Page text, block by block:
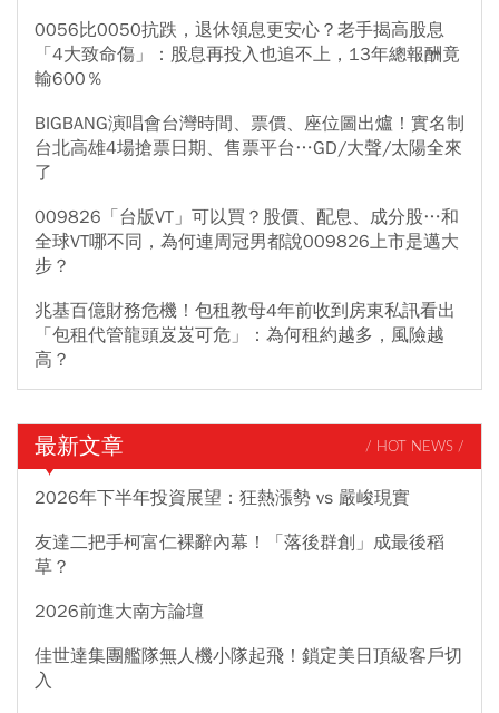
0056比0050抗跌，退休領息更安心？老手揭高股息
「4大致命傷」：股息再投入也追不上，13年總報酬竟
輸600％
BIGBANG演唱會台灣時間、票價、座位圖出爐！實名制
台北高雄4場搶票日期、售票平台…GD/大聲/太陽全來
了
009826「台版VT」可以買？股價、配息、成分股…和
全球VT哪不同，為何連周冠男都說009826上市是邁大
步？
兆基百億財務危機！包租教母4年前收到房東私訊看出
「包租代管龍頭岌岌可危」：為何租約越多，風險越
高？
最新文章 / HOT NEWS /
2026年下半年投資展望：狂熱漲勢 vs 嚴峻現實
友達二把手柯富仁裸辭內幕！「落後群創」成最後稻
草？
2026前進大南方論壇
佳世達集團艦隊無人機小隊起飛！鎖定美日頂級客戶切
入